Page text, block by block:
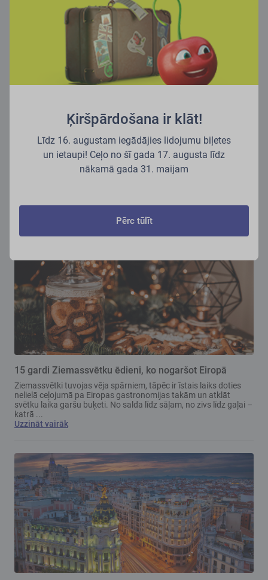
Lasi vairāk mūsu blogā
Labākie galamērķi ceļojumam ar bērniem
Brīvdienas ģimenes lokā izklausās labi, vai ne? Esam apkopojuši
Uzzināt vairāk
15 gardi Ziemassvētku ēdieni, ko nogaršot Eiropā
Ziemassvētki tuvojas vēja spārniem, tāpēc ir īstais laiks doties
nelielā ceļojumā pa Eiropas gastronomijas takām un atklāt
svētku laika garšu buķeti. No salda līdz sāļam, no zivs līdz gaļai –
katrā ...
Uzzināt vairāk
Ķiršpārdošana ir klāt!
Līdz 16. augustam iegādājies lidojumu biļetes
un ietaupi! Ceļo no šī gada 17. augusta līdz
nākamā gada 31. maijam
Pērc tūlīt